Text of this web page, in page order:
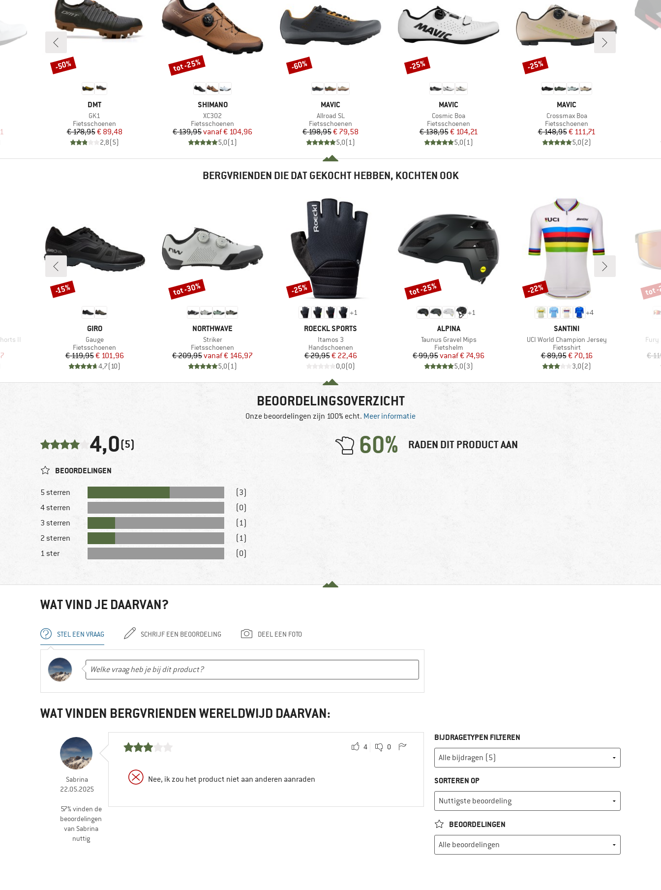
prijs
MERK
DMT
Artikel
GK1
Productgroep
Fietsschoenen
Prijs
€ 178,95Verlaagde prijs
€ 89,48
2,8(5)
Korting
-50%
MERK
SHIMANO
Artikel
XC302
Productgroep
Fietsschoenen
Prijs
€ 139,95 Verlaagde prijs
vanaf€ 104,96
5,0(1)
Korting
tot -25%
MERK
MAVIC
Artikel
Allroad SL
Productgroep
Fietsschoenen
Prijs
€ 198,95Verlaagde prijs
€ 79,58
5,0(1)
Korting
-60%
MERK
MAVIC
Artikel
Cosmic Boa
Productgroep
Fietsschoenen
Prijs
€ 138,95Verlaagde prijs
€ 104,21
5,0(1)
Korting
-25%
MERK
MAVIC
Artikel
Crossmax Boa
Productgroep
Fietsschoenen
Prijs
€ 148,95Verlaagde prijs
€ 111,71
5,0(2)
Korting
-25%
BERGVRIENDEN DIE DAT GEKOCHT HEBBEN, KOCHTEN OOK
II
prijs
MERK
GIRO
Artikel
Gauge
Productgroep
Fietsschoenen
Prijs
€ 119,95Verlaagde prijs
€ 101,96
4,7(10)
Korting
-15%
MERK
NORTHWAVE
Artikel
Striker
Productgroep
Fietsschoenen
Prijs
€ 209,95 Verlaagde prijs
vanaf€ 146,97
5,0(1)
Korting
tot -30%
+1
MERK
ROECKL SPORTS
Artikel
Itamos 3
Productgroep
Handschoenen
Prijs
€ 29,95Verlaagde prijs
€ 22,46
0,0(0)
Korting
-25%
+1
MERK
ALPINA
Artikel
Taunus Gravel Mips
Productgroep
Fietshelm
Prijs
€ 99,95 Verlaagde prijs
vanaf€ 74,96
5,0(3)
Korting
tot -25%
+4
MERK
SANTINI
Artikel
UCI World Champion Jersey
Productgroep
Fietsshirt
Prijs
€ 89,95Verlaagde prijs
€ 70,16
3,0(2)
Korting
-22%
Fury
€
tot
BEOORDELINGSOVERZICHT
Onze beoordelingen zijn 100% echt. Meer informatie
4,0(5) 60% RADEN DIT PRODUCT AAN
BEOORDELINGEN
5 sterren
(3)
4 sterren
(0)
3 sterren
(1)
2 sterren
(1)
1 ster
(0)
WAT VIND JE DAARVAN?
STEL EEN VRAAG SCHRIJF EEN BEOORDELING DEEL EEN FOTO
WAT VINDEN BERGVRIENDEN WERELDWIJD DAARVAN:
Sabrina
22.05.2025
57% vinden de
beoordelingen
van Sabrina
nuttig
4 0
Nee, ik zou het product niet aan anderen aanraden
BIJDRAGETYPEN FILTEREN
SORTEREN OP
BEOORDELINGEN